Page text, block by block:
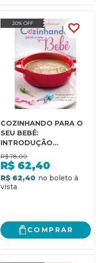
20% OFF
COZINHANDO PARA O
SEU BEBÊ:
INTRODUÇÃO
ALIMENTAR COM
CARINHO DE MÃE E
SABOR DE CHEF.
R$ 78,00
R$ 62,40
R$ 62,40
COMPRAR